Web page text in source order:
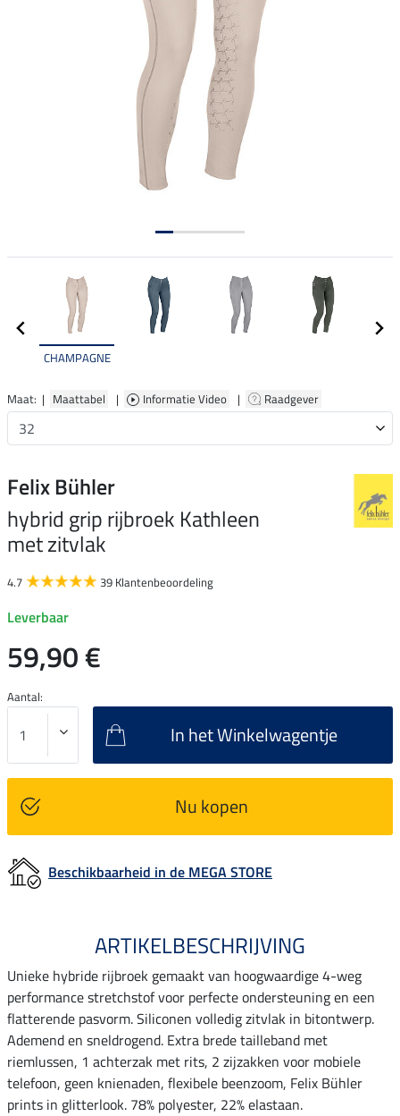
CHAMPAGNE
Maat: | Maattabel | Informatie Video | Raadgever
Felix Bühler
hybrid grip rijbroek Kathleen
met zitvlak
4.7 39 Klantenbeoordeling
Leverbaar
59,90 €
Aantal:
In het Winkelwagentje
Nu kopen
Beschikbaarheid in de MEGA STORE
ARTIKELBESCHRIJVING
Unieke hybride rijbroek gemaakt van hoogwaardige 4-weg
performance stretchstof voor perfecte ondersteuning en een
flatterende pasvorm. Siliconen volledig zitvlak in bitontwerp.
Ademend en sneldrogend. Extra brede tailleband met
riemlussen, 1 achterzak met rits, 2 zijzakken voor mobiele
telefoon, geen knienaden, flexibele beenzoom, Felix Bühler
prints in glitterlook. 78% polyester, 22% elastaan.